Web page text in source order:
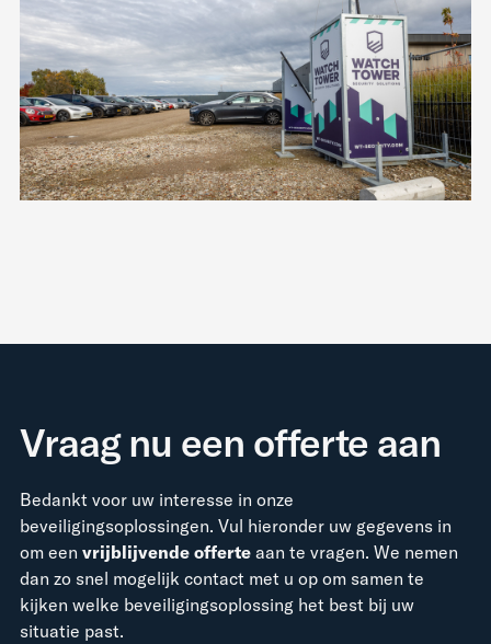
Vraag nu een offerte aan
Bedankt voor uw interesse in onze
beveiligingsoplossingen. Vul hieronder uw gegevens in
om een vrijblijvende offerteaan te vragen. We nemen
dan zo snel mogelijk contact met u op om samen te
kijken welke beveiligingsoplossing het best bij uw
situatie past.